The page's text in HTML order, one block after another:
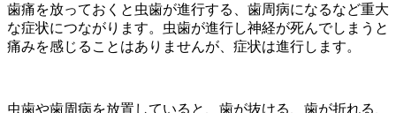
歯痛を放っておくと虫歯が進行する、歯周病になるなど重大
な症状につながります。虫歯が進行し神経が死んでしまうと
痛みを感じることはありませんが、症状は進行します。
虫歯や歯周病を放置していると、歯が抜ける、歯が折れる、